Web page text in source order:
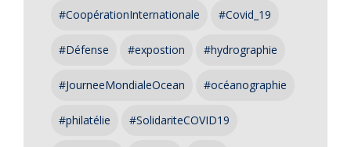
#CoopérationInternationale #Covid_19
#Défense #expostion #hydrographie
#JourneeMondialeOcean #océanographie
#philatélie #SolidariteCOVID19